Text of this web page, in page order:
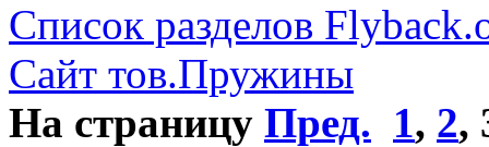
Список разделов
Сайт тов.Пружины
На страницу Пред. 1, 2,